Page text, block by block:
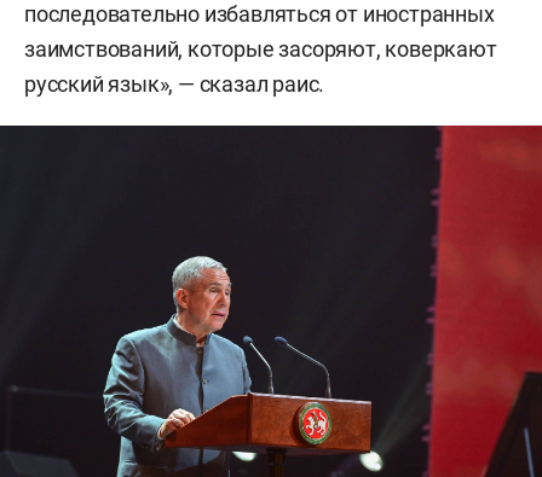
последовательно избавляться от иностранных
заимствований, которые засоряют, коверкают
русский язык», — сказал раис.